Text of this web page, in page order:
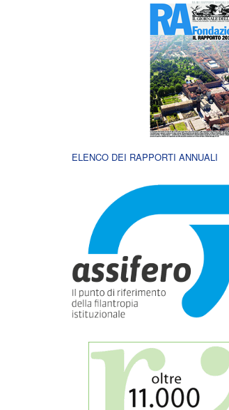
ELENCO DEI RAPPORTI ANNUALI